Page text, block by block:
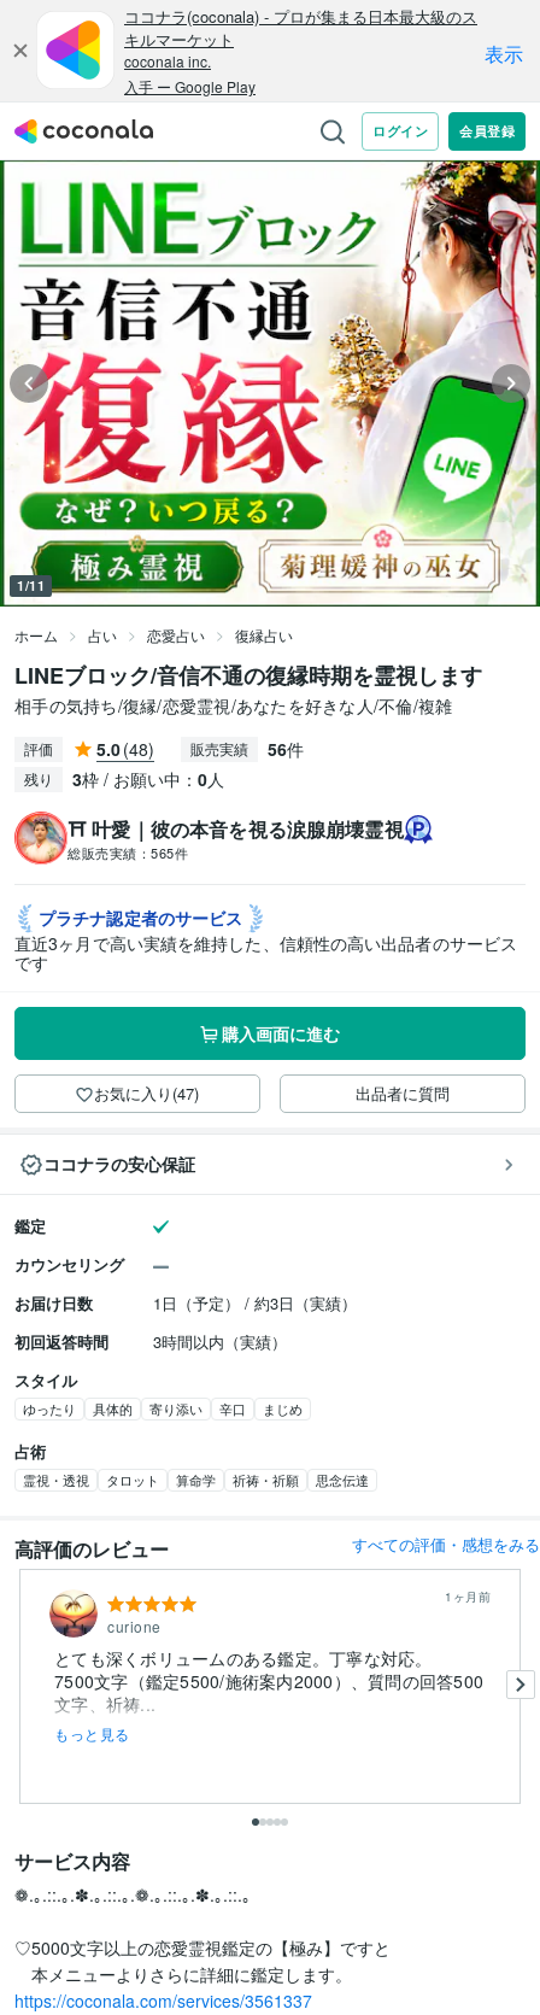
1/11
ホーム 占い 恋愛占い 復縁占い
LINEブロック/音信不通の復縁時期を霊視します
相手の気持ち/復縁/恋愛霊視/あなたを好きな人/不倫/複雑
評価 5.0(48) 販売実績 56件
残り 3枠 / お願い中： 0人
⛩️ 叶愛｜彼の本音を視る涙腺崩壊霊視
総販売実績： 565件
プラチナ認定者のサービス
直近3ヶ月で高い実績を維持した、信頼性の高い出品者のサービス
です
購入画面に進む
お気に入り(47) 出品者に質問
ココナラの安心保証
鑑定
カウンセリング
お届け日数
1日（予定） / 約3日（実績）
初回返答時間
3時間以内（実績）
スタイル
ゆったり 具体的 寄り添い 辛口 まじめ
占術
霊視・透視 タロット 算命学 祈祷・祈願 思念伝達
高評価のレビュー すべての評価・感想をみる
curione
1ヶ月前
とても深くボリュームのある鑑定。丁寧な対応。
7500文字（鑑定5500/施術案内2000）、質問の回答500
文字、祈祷...
もっと見る
サービス内容
❁.｡.::.｡.✽.｡.::.｡.❁.｡.::.｡.✽.｡.::.｡
♡5000文字以上の恋愛霊視鑑定の【極み】ですと
https://coconala.com/services/3561337